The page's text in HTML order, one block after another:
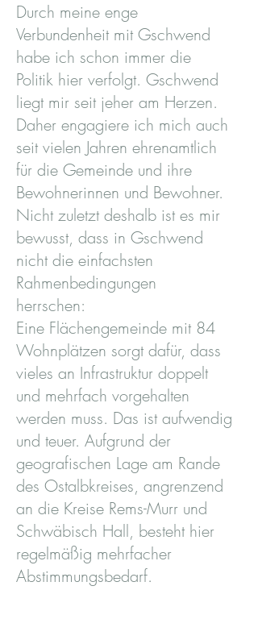
Durch meine enge
Verbundenheit mit Gschwend
habe ich schon immer die
Politik hier verfolgt. Gschwend
liegt mir seit jeher am Herzen.
Daher engagiere ich mich auch
seit vielen Jahren ehrenamtlich
für die Gemeinde und ihre
Bewohnerinnen und Bewohner.
Nicht zuletzt deshalb ist es mir
bewusst, dass in Gschwend
nicht die einfachsten
Rahmenbedingungen
herrschen:
Eine Flächengemeinde mit 84
Wohnplätzen sorgt dafür, dass
vieles an Infrastruktur doppelt
und mehrfach vorgehalten
werden muss. Das ist aufwendig
und teuer. Aufgrund der
geografischen Lage am Rande
des Ostalbkreises, angrenzend
an die Kreise Rems-Murr und
Schwäbisch Hall, besteht hier
regelmäßig mehrfacher
Abstimmungsbedarf.